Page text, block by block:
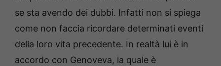
se sta avendo dei dubbi. Infatti non si spiega
come non faccia ricordare determinati eventi
della loro vita precedente. In realtà lui è in
accordo con Genoveva, la quale è